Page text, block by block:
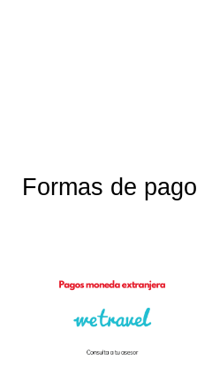
Formas de pago